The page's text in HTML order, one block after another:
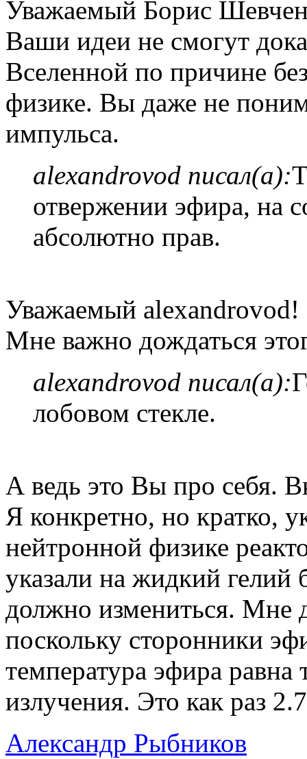
Уважаемый Борис
Ваши идеи не смогут
Вселенной по причине
физике. Вы даже не
импульса.
alexandrovod писал(а):
отвержении эфира, на
абсолютно прав.
Уважаемый alexandrovod!
Мне важно дождаться
alexandrovod писал(а):
лобовом стекле.
А ведь это Вы про себя.
Я конкретно, но кратко,
нейтронной физике
указали на жидкий гелий
должно измениться. Мне
поскольку сторонники
температура эфира равна
излучения. Это как раз
Александр Рыбников